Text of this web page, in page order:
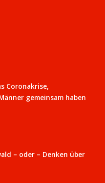
Coronakrise,
gemeinsam haben
– oder – Denken über